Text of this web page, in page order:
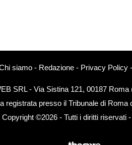
siamo- Redazione- Privacy Policy-
SRL - Via Sistina 121, 00187
registrata presso il Tribunale di Roma
Copyright ©2026 - Tutti i diritti riservati -